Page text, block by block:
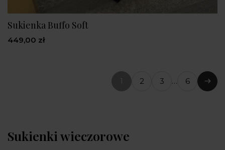
Sukienka Buffo Soft
449,00 zł
1(bieżąca
strona)
2 3 … 6
Sukienki wieczorowe